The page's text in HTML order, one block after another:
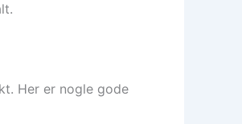
Her er nogle gode